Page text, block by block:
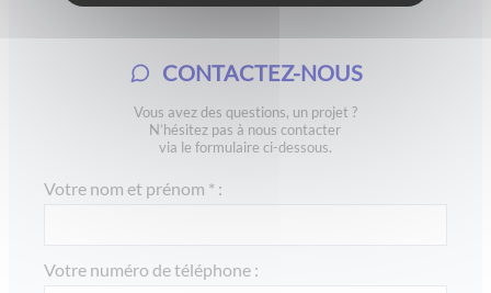
CONTACTEZ-NOUS
Vous avez des questions, un projet ?
N’hésitez pas à nous contacter
via le formulaire ci-dessous.
Votre nom et prénom * :
Votre numéro de téléphone :